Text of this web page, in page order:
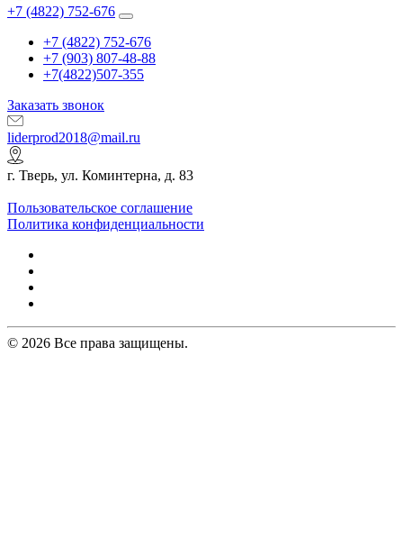
+7 (4822) 752-676
+7 (4822) 752-676
+7 (903) 807-48-88
+7(4822)507-355
Заказать звонок
liderprod2018@mail.ru
г. Тверь, ул. Коминтерна, д. 83
Пользовательское соглашение
Политика конфиденциальности
© 2026 Все права защищены.